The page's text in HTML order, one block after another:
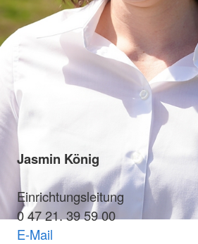
Jasmin König
Einrichtungsleitung
0 47 21. 39 59 00
E-Mail